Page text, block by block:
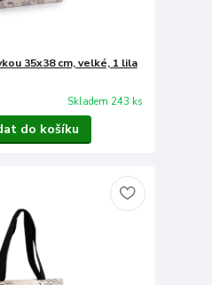
35x38 cm, velké, 1 lila
Skladem 243 ks
do košíku